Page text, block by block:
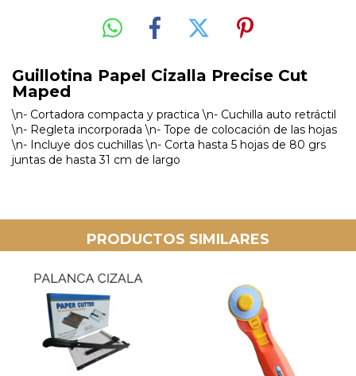
Guillotina Papel Cizalla Precise Cut
Maped
\n- Cortadora compacta y practica \n- Cuchilla auto retráctil
\n- Regleta incorporada \n- Tope de colocación de las hojas
\n- Incluye dos cuchillas \n- Corta hasta 5 hojas de 80 grs
juntas de hasta 31 cm de largo
PRODUCTOS SIMILARES